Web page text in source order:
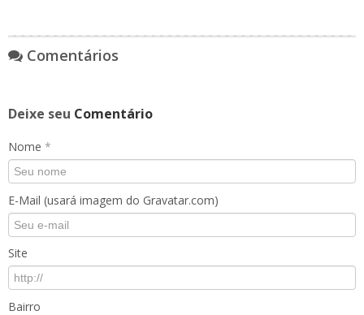
Comentários
Deixe seu Comentário
Nome *
E-Mail (usará imagem do Gravatar.com)
Site
Bairro